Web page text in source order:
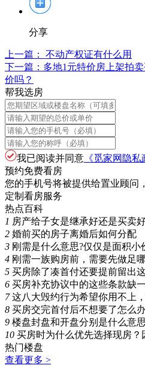
分享
上一篇：
不动产权证有什么用
下一篇： 多地1元特价房上架拍
价吗？
帮我选房
我已阅读并同意 《觅家网隐私
预约免费看房
您的手机号将被提供给置业顾问
定制看房服务
热点百科
1 房产给子女是继承好还是买卖
2 婚前买的房子离婚后如何分配
3 刚需是什么意思?仅仅是面积小
4 刚需一族购房前，需要先做足
5 买房除了凑首付还要提前留出
6 买房补充协议中的这些条款缺一
7 这八大毁约行为希望你用不上
8 买房交完首付后不想要了怎么
9 楼盘封盘和开盘分别是什么意
10 买房时为什么优先选择现房？
热门楼盘
查看更多 >